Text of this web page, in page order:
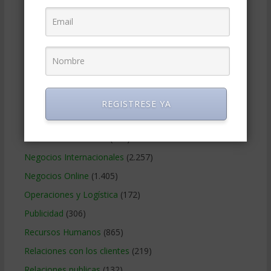
Estrategia Empresarial(304)
Finanzas Corporativas
Gerencia social y ambiental(223)
Gobierno Corporativo
Marketing Digital(247)
Negocios Internacionales (2.257)
Negocios Online (1.405)
Operaciones y Logística (172)
Publicidad (306)
Recursos Humanos (865)
Relaciones con los clientes (219)
REGISTRESE YA